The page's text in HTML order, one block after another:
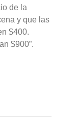
de la
y que las
$400.
$900”.